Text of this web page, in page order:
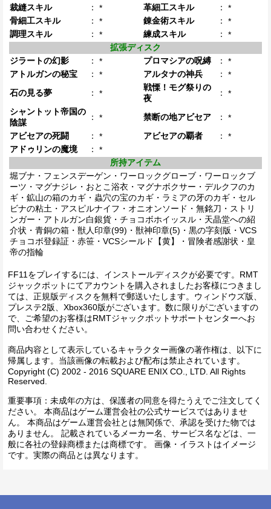
裁縫スキル
： * 革細工スキル ：
*
骨細工スキル
： * 錬金術スキル ：
*
調理スキル
： * 練成スキル ：
*
拡張ディスク
ジラートの幻影
： * プロマシアの呪縛 ：
*
アトルガンの秘宝
： * アルタナの神兵 ：
*
石の見る夢
： *
戦慄！モグ祭りの
夜
：
*
シャントット帝国の
陰謀
： * 禁断の地アビセア ：
*
アビセアの死闘
： * アビセアの覇者 ：
*
アドゥリンの魔境
：
*
所持アイテム
堀ブナ・フェンスデーゲン・ワーロックグローブ・ワーロックブ
ーツ・マグナジレ・おとこ浴衣・マグナボクサー・デルクフのカ
ギ・鉱山の箱のカギ・蟲穴の宝のカギ・ラミアの牙のカギ・セル
ビナの粘土・アスピルナイフ・オニオンソード・無銘刀・ストリ
ンガー・アトルガン白銀貨・チョコボホイッスル・天晶堂への紹
介状・青銅の箱・獣人印章(99)・獣神印章(5)・黒の字刻版・VCS
チョコボ登録証・赤笹・VCSシールド【黄】・冒険者感謝状・皇
帝の指輪
FF11をプレイするには、インストールディスクが必要です。RMT
ジャックポットにてアカウントを購入されましたお客様につきまし
ては、正規版ディスクを無料で郵送いたします。ウィンドウズ版、
プレステ2版、Xbox360版がございます。数に限りがございますの
で、ご希望のお客様はRMTジャックポットサポートセンターへお
問い合わせください。
商品内容として表示しているキャラクター画像の著作権は、以下に
帰属します。当該画像の転載および配布は禁止されています。
Copyright (C) 2002 - 2016 SQUARE ENIX CO., LTD. All Rights
Reserved.
重要事項：未成年の方は、保護者の同意を得たうえでご注文してく
ださい。 本商品はゲーム運営会社の公式サービスではありませ
ん。 本商品はゲーム運営会社とは無関係で、承認を受けた物では
ありません。 記載されているメーカー名、サービス名などは、一
般に各社の登録商標または商標です。 画像・イラストはイメージ
です。実際の商品とは異なります。